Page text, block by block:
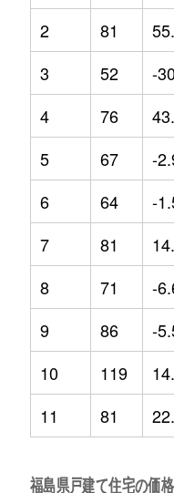
2
81
3
52 -
4
76
5
67 -
6
64 -
7
81
8
71 -
9
86 -
10
119
11
81